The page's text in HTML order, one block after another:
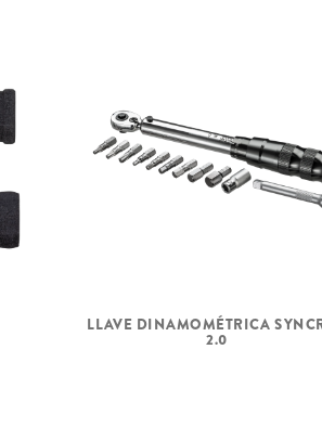
LLAVE DINAMOMÉTRICA
2.0